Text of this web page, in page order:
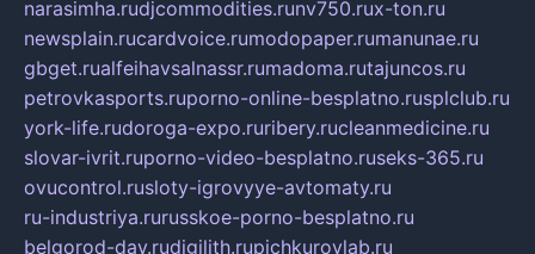
narasimha.rudjcommodities.runv750.rux-ton.ru
newsplain.rucardvoice.rumodopaper.rumanunae.ru
gbget.rualfeihavsalnassr.rumadoma.rutajuncos.ru
petrovkasports.ruporno-online-besplatno.rusplclub.ru
york-life.rudoroga-expo.ruribery.rucleanmedicine.ru
slovar-ivrit.ruporno-video-besplatno.ruseks-365.ru
ovucontrol.rusloty-igrovyye-avtomaty.ru
ru-industriya.rurusskoe-porno-besplatno.ru
belgorod-day.rudigilith.rupichkurovlab.ru